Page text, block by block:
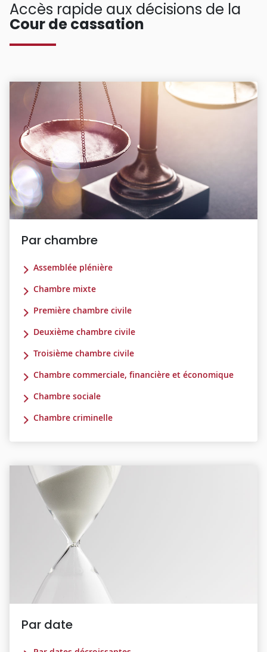
Accès rapide aux décisions de la
Cour de cassation
Par chambre
Assemblée plénière
Chambre mixte
Première chambre civile
Deuxième chambre civile
Troisième chambre civile
Chambre commerciale, financière et économique
Chambre sociale
Chambre criminelle
Par date